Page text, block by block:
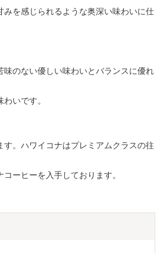
を感じられるような奥深い味わいに仕
のない優しい味わいとバランスに優れ
いです。
。ハワイコナはプレミアムクラスの往
ーヒーを入手しております。